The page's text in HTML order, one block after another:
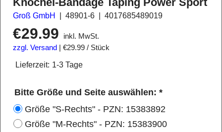
Groß GmbH 48901-6 4017685489019
€29.99
inkl. MwSt.
zzgl. Versand
€29.99 / Stück
Lieferzeit: 1-3 Tage
Bitte Größe und Seite auswählen: *
Größe "S-Rechts" - PZN: 15383892
Größe "M-Rechts" - PZN: 15383900